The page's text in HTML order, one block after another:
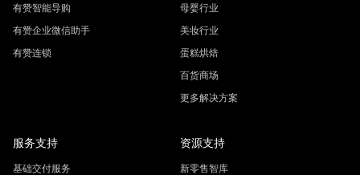
有赞智能导购
有赞企业微信助手
有赞连锁
母婴行业
美妆行业
蛋糕烘焙
百货商场
更多解决方案
服务支持
基础交付服务
资源支持
新零售智库